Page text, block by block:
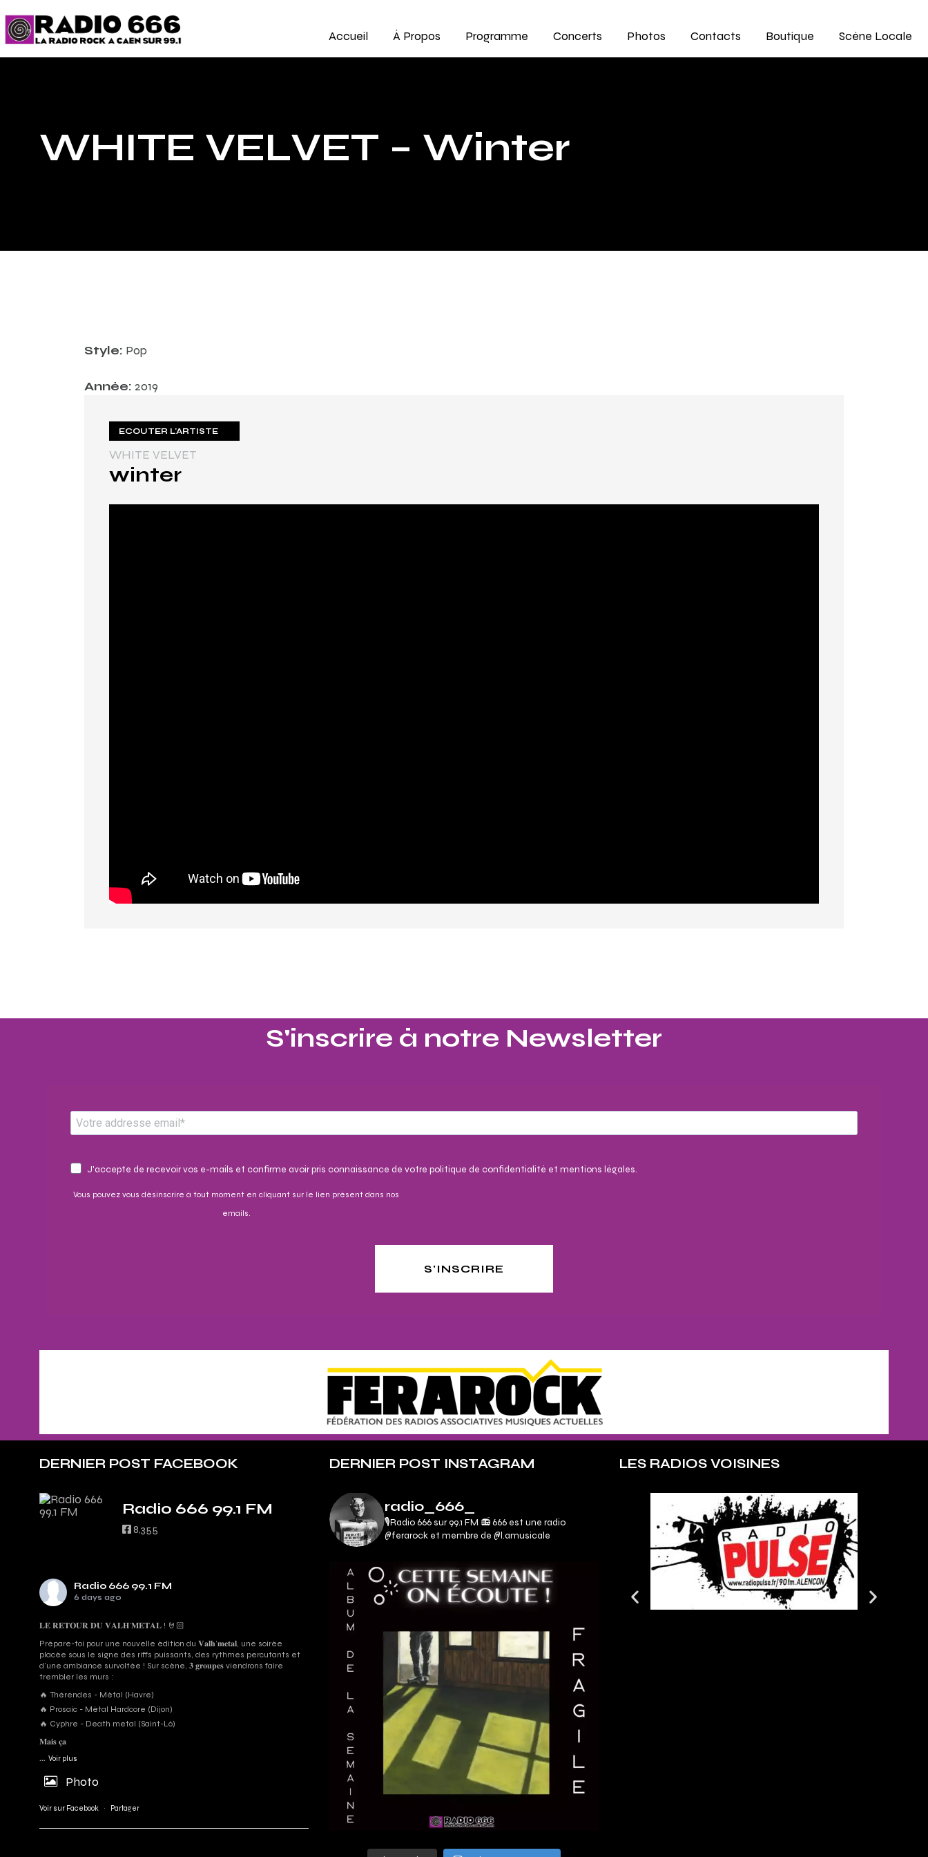
Accueil À Propos Programme Concerts Photos Contacts Boutique Scène Locale
WHITE VELVET – Winter
Style: Pop
Année: 2019
ECOUTER L'ARTISTE
WHITE VELVET
winter
S'inscrire à notre Newsletter​
J'accepte de recevoir vos e-mails et confirme avoir pris connaissance de votre politique de confidentialité et mentions légales.
Vous pouvez vous désinscrire à tout moment en cliquant sur le lien présent dans nos
emails.
S'INSCRIRE
DERNIER POST FACEBOOK
Radio 666 99.1 FM
8,355
Radio 666 99.1 FM
6 days ago
𝐋𝐄 𝐑𝐄𝐓𝐎𝐔𝐑 𝐃𝐔 𝐕𝐀𝐋𝐇’𝐌𝐄𝐓𝐀𝐋 ! 🤘🏻
Prépare-toi pour une nouvelle édition du 𝐕𝐚𝐥𝐡’𝐦𝐞𝐭𝐚𝐥, une soirée
placée sous le signe des riffs puissants, des rythmes percutants et
d'une ambiance survoltée ! Sur scène, 𝟑 𝐠𝐫𝐨𝐮𝐩𝐞𝐬 viendrons faire
trembler les murs :
🔥 Thérendes - Métal (Havre)
🔥 Prosaic - Métal Hardcore (Dijon)
🔥 Cyphre - Death metal (Saint-Lô)
𝐌𝐚𝐢𝐬 𝐜̧𝐚
... Voir plus
Photo
Voir sur Facebook · Partager
DERNIER POST INSTAGRAM
radio_666_
🎙Radio 666 sur 99.1 FM 📻666 est une radio
@ferarock et membre de @l.amusicale
LES RADIOS VOISINES